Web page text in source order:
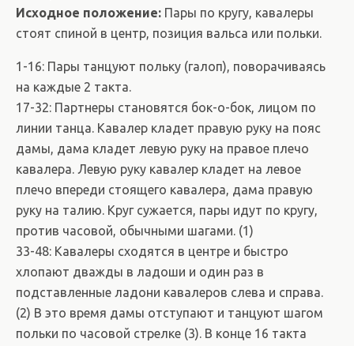
Исходное положение: Пары по кругу, кавалеры
стоят спиной в центр, позиция вальса или польки.
1-16: Пары танцуют польку (галоп), поворачиваясь
на каждые 2 такта.
17-32: Партнеры становятся бок-о-бок, лицом по
линии танца. Кавалер кладет правую руку на пояс
дамы, дама кладет левую руку на правое плечо
кавалера. Левую руку кавалер кладет на левое
плечо впереди стоящего кавалера, дама правую
руку на талию. Круг сужается, пары идут по кругу,
против часовой, обычными шагами. (1)
33-48: Кавалеры сходятся в центре и быстро
хлопают дважды в ладоши и один раз в
подставленные ладони кавалеров слева и справа.
(2) В это время дамы отступают и танцуют шагом
польки по часовой стрелке (3). В конце 16 такта